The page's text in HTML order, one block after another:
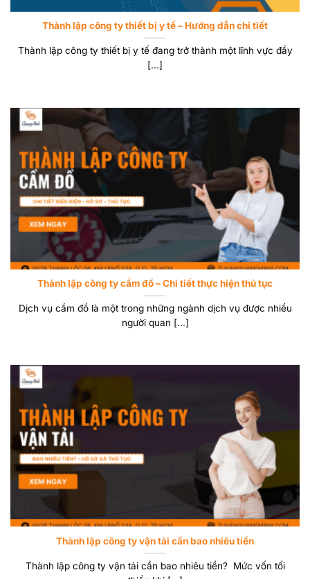
Thành lập công ty thiết bị y tế – Hướng dẫn chi tiết
Thành lập công ty thiết bị y tế đang trở thành một lĩnh vực đầy
[...]
Thành lập công ty cầm đồ – Chi tiết thực hiện thủ tục
Dịch vụ cầm đồ là một trong những ngành dịch vụ được nhiều
người quan [...]
Thành lập công ty vận tải cần bao nhiêu tiền
Thành lập công ty vận tải cần bao nhiêu tiền? Mức vốn tối